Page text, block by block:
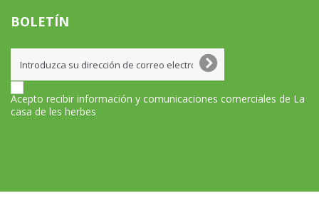
BOLETÍN
Acepto recibir información y comunicaciones comerciales de La
casa de les herbes